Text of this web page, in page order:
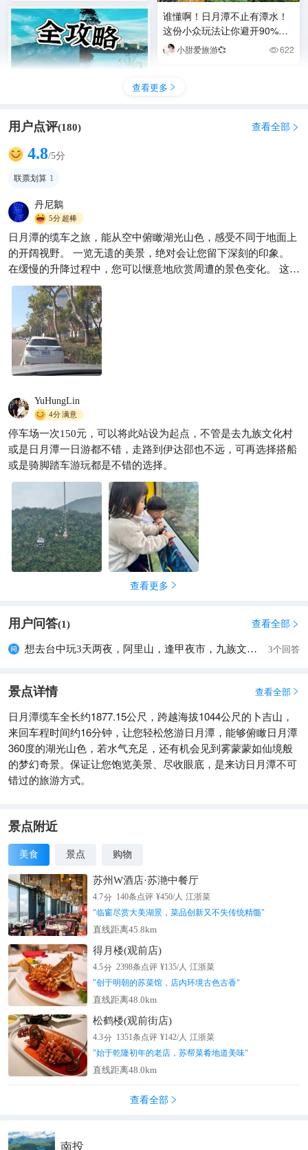
台湾日月潭一日游全攻略
🌊哥带我旅游
谁懂啊！日月潭不止有潭水！
这份小众玩法让你避开90%游
客！小甜爱旅游💞 622
查看更多 
用户点评(180) 查看全部 
4.8/5分
联票划算 1
丹尼鵝
5分超棒
日月潭的缆车之旅，能从空中俯瞰湖光山色，感受不同于地面上
的开阔视野。 一览无遗的美景，绝对会让您留下深刻的印象。
在缓慢的升降过程中，您可以惬意地欣赏周遭的景色变化。 这段
难忘的体验，相信会成为旅途中的美好回忆。
YuHungLin
4分满意
停车场一次150元，可以将此站设为起点，不管是去九族文化村
或是日月潭一日游都不错，走路到伊达邵也不远，可再选择搭船
或是骑脚踏车游玩都是不错的选择。
查看更多 
用户问答(1) 查看全部 
想去台中玩3天两夜，阿里山，逢甲夜市，九族文化村，+日月潭缆车+乘船游日月潭怎么安排 3个回答
景点详情 查看全部 
日月潭缆车全长约1877.15公尺，跨越海拔1044公尺的卜吉山，
来回车程时间约16分钟，让您轻松悠游日月潭，能够俯瞰日月潭
360度的湖光山色，若水气充足，还有机会见到雾蒙蒙如仙境般
的梦幻奇景。保证让您饱览美景、尽收眼底，是来访日月潭不可
错过的旅游方式。
景点附近
美食 景点 购物
苏州W酒店·苏滟中餐厅
4.7分 140条点评 ¥450/人 江浙菜
"临窗尽赏大美湖景，菜品创新又不失传统精髓"
直线距离45.8km
得月楼(观前店)
4.5分 2398条点评 ¥135/人 江浙菜
"创于明朝的苏菜馆，店内环境古色古香"
直线距离48.0km
松鹤楼(观前街店)
4.3分 1351条点评 ¥142/人 江浙菜
"始于乾隆初年的老店，苏帮菜肴地道美味"
直线距离48.0km
查看全部 
南投